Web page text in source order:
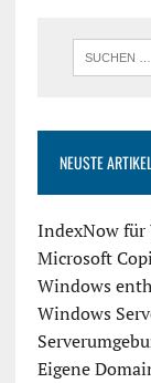
NEUSTE
IndexNow für
Microsoft
Windows
Windows
Eigene